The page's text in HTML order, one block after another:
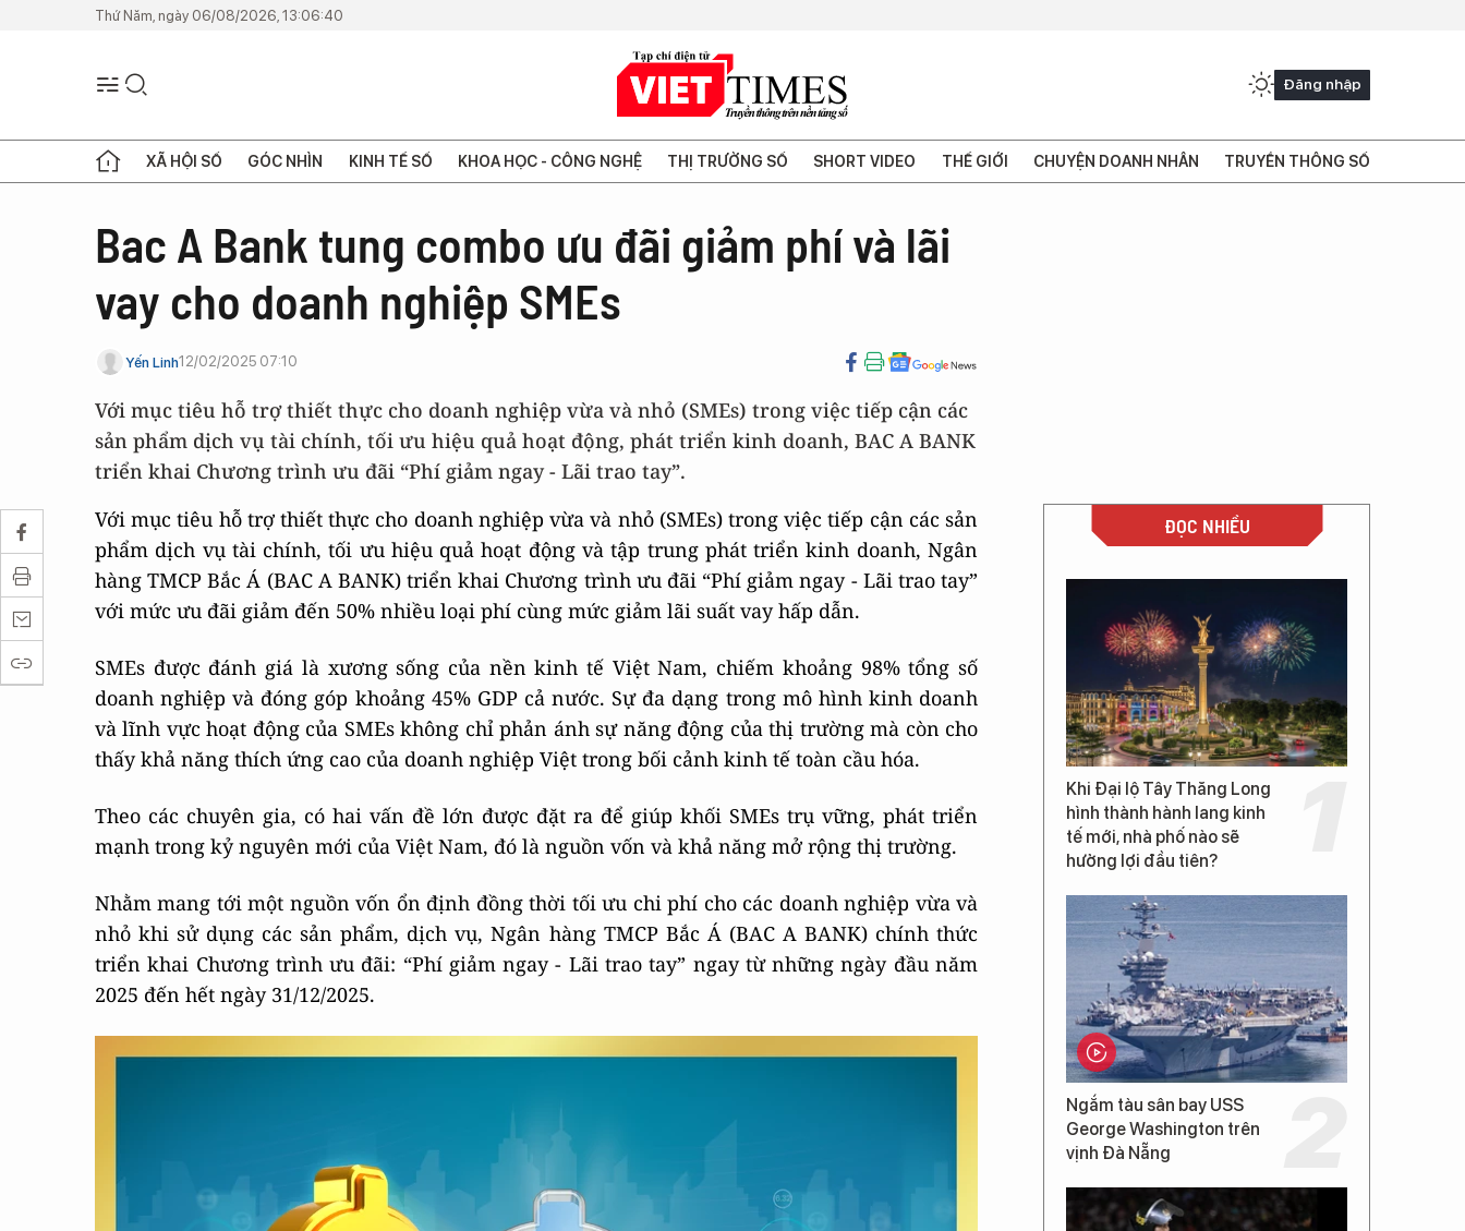
Thứ Năm, ngày 06/08/2026, 13:06:40
Đăng nhập
XÃ HỘI SỐ GÓC NHÌN KINH TẾ SỐ KHOA HỌC - CÔNG NGHỆ THỊ TRƯỜNG SỐ SHORT VIDEO THẾ GIỚI CHUYỆN DOANH NHÂN TRUYỀN THÔNG SỐ
Bac A Bank tung combo ưu đãi giảm phí và lãi
vay cho doanh nghiệp SMEs
Yến Linh12/02/2025 07:10
Với mục tiêu hỗ trợ thiết thực cho doanh nghiệp vừa và nhỏ (SMEs) trong việc tiếp cận các
sản phẩm dịch vụ tài chính, tối ưu hiệu quả hoạt động, phát triển kinh doanh, BAC A BANK
triển khai Chương trình ưu đãi “Phí giảm ngay - Lãi trao tay”.
Với mục tiêu hỗ trợ thiết thực cho doanh nghiệp vừa và nhỏ (SMEs) trong việc tiếp cận các sản
phẩm dịch vụ tài chính, tối ưu hiệu quả hoạt động và tập trung phát triển kinh doanh, Ngân
hàng TMCP Bắc Á (BAC A BANK) triển khai Chương trình ưu đãi “Phí giảm ngay - Lãi trao tay”
với mức ưu đãi giảm đến 50% nhiều loại phí cùng mức giảm lãi suất vay hấp dẫn.
SMEs được đánh giá là xương sống của nền kinh tế Việt Nam, chiếm khoảng 98% tổng số
doanh nghiệp và đóng góp khoảng 45% GDP cả nước. Sự đa dạng trong mô hình kinh doanh
và lĩnh vực hoạt động của SMEs không chỉ phản ánh sự năng động của thị trường mà còn cho
thấy khả năng thích ứng cao của doanh nghiệp Việt trong bối cảnh kinh tế toàn cầu hóa.
Theo các chuyên gia, có hai vấn đề lớn được đặt ra để giúp khối SMEs trụ vững, phát triển
mạnh trong kỷ nguyên mới của Việt Nam, đó là nguồn vốn và khả năng mở rộng thị trường.
Nhằm mang tới một nguồn vốn ổn định đồng thời tối ưu chi phí cho các doanh nghiệp vừa và
nhỏ khi sử dụng các sản phẩm, dịch vụ, Ngân hàng TMCP Bắc Á (BAC A BANK) chính thức
triển khai Chương trình ưu đãi: “Phí giảm ngay - Lãi trao tay” ngay từ những ngày đầu năm
2025 đến hết ngày 31/12/2025.
ĐỌC NHIỀU
Khi Đại lộ Tây Thăng Long
hình thành hành lang kinh
tế mới, nhà phố nào sẽ
hưởng lợi đầu tiên?
Ngắm tàu sân bay USS
George Washington trên
vịnh Đà Nẵng